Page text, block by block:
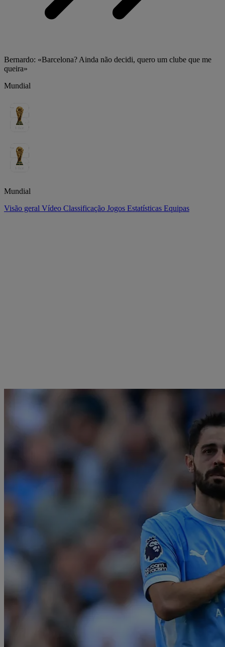
Bernardo: «Barcelona? Ainda não decidi, quero um clube que me
queira»
Mundial
Mundial
Visão geral Vídeo Classificação Jogos Estatísticas Equipas